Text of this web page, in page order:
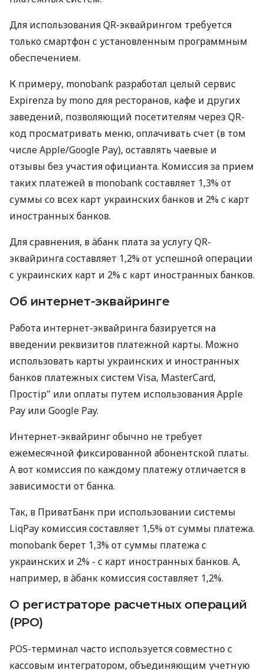
Для использования QR-эквайрингом требуется
только смартфон с установленным программным
обеспечением.
К примеру, monobank разработал целый сервис
Expirenza by mono для ресторанов, кафе и других
заведений, позволяющий посетителям через QR-
код просматривать меню, оплачивать счет (в том
числе Apple/Google Pay), оставлять чаевые и
отзывы без участия официанта. Комиссия за прием
таких платежей в monobank составляет 1,3% от
суммы со всех карт украинских банков и 2% с карт
иностранных банков.
Для сравнения, в àбанк плата за услугу QR-
эквайринга составляет 1,2% от успешной операции
с украинских карт и 2% с карт иностранных банков.
Об интернет-эквайринге
Работа интернет-эквайринга базируется на
введении реквизитов платежной карты. Можно
использовать карты украинских и иностранных
банков платежных систем Visa, MasterCard,
Простір" или оплаты путем использования Apple
Pay или Google Pay.
Интернет-эквайринг обычно не требует
ежемесячной фиксированной абонентской платы.
А вот комиссия по каждому платежу отличается в
зависимости от банка.
Так, в ПриватБанк при использовании системы
LiqPay комиссия составляет 1,5% от суммы платежа.
monobank берет 1,3% от суммы платежа с
украинских и 2% - с карт иностранных банков. А,
например, в àбанк комиссия составляет 1,2%.
О регистраторе расчетных операций
(РРО)
POS-терминал часто используется совместно с
кассовым интегратором, объединяющим учетную